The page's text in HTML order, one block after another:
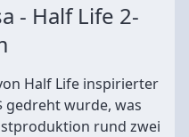
- Half Life 2-
Half Life inspirierter
gedreht wurde, was
rund zwei